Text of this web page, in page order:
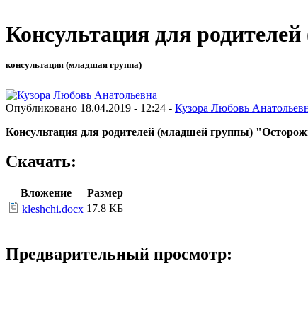
Консультация для
консультация (младшая группа)
Опубликовано 18.04.2019 - 12:24 - Кузора Любовь
Консультация для родителей (младшей группы)
Скачать:
Вложение
Размер
kleshchi.docx 17.8 КБ
Предварительный просмотр: